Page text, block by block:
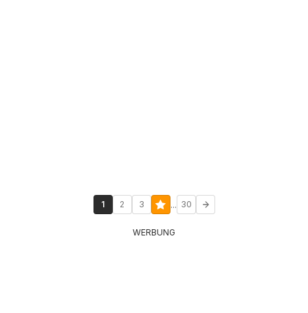
1 2 3 ... 30
WERBUNG